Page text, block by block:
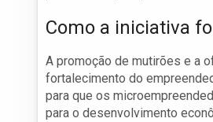
Como a iniciativa
A promoção de mutirões e a
fortalecimento do
para que os
para o desenvolvimento